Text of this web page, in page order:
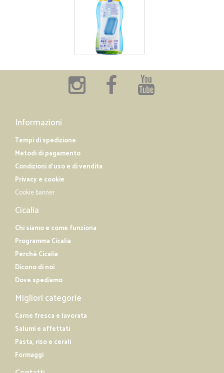
Informazioni
Tempi di spedizione
Metodi di pagamento
Condizioni d'uso e di vendita
Privacy e cookie
Cookie banner
Cicalia
Chi siamo e come funziona
Programma Cicalia
Perché Cicalia
Dicono di noi
Dove spediamo
Migliori categorie
Carne fresca e lavorata
Salumi e affettati
Pasta, riso e cerali
Formaggi